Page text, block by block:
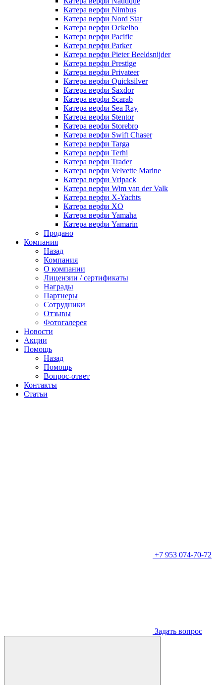
Катера верфи Nimbus
Катера верфи Nord Star
Катера верфи Ockelbo
Катера верфи Pacific
Катера верфи Parker
Катера верфи Pieter Beeldsnijder
Катера верфи Prestige
Катера верфи Privateer
Катера верфи Quicksilver
Катера верфи Saxdor
Катера верфи Scarab
Катера верфи Sea Ray
Катера верфи Stentor
Катера верфи Storebro
Катера верфи Swift Chaser
Катера верфи Targa
Катера верфи Terhi
Катера верфи Trader
Катера верфи Velvette Marine
Катера верфи Vripack
Катера верфи Wim van der Valk
Катера верфи X-Yachts
Катера верфи XO
Катера верфи Yamaha
Катера верфи Yamarin
Продано
Компания
Назад
Компания
О компании
Лицензии / сертификаты
Награды
Партнеры
Сотрудники
Отзывы
Фотогалерея
Новости
Акции
Помощь
Назад
Помощь
Вопрос-ответ
Контакты
Статьи
+7 953 074-70-72
Задать вопрос